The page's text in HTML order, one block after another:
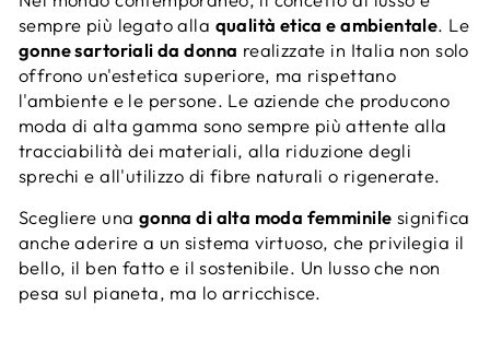
sempre più legato alla qualità etica e ambientale. Le
gonne sartoriali da donna realizzate in Italia non solo
offrono un'estetica superiore, ma rispettano
l'ambiente e le persone. Le aziende che producono
moda di alta gamma sono sempre più attente alla
tracciabilità dei materiali, alla riduzione degli
sprechi e all'utilizzo di fibre naturali o rigenerate.
Scegliere una gonna di alta moda femminile significa
anche aderire a un sistema virtuoso, che privilegia il
bello, il ben fatto e il sostenibile. Un lusso che non
pesa sul pianeta, ma lo arricchisce.